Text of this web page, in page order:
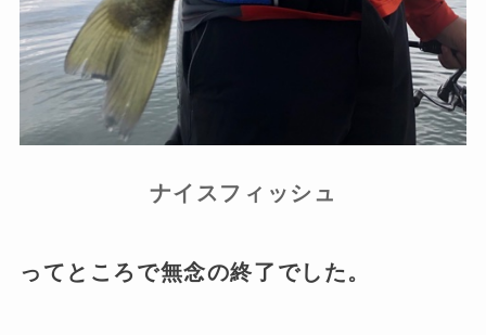
ナイスフィッシュ
ってところで無念の終了でした。